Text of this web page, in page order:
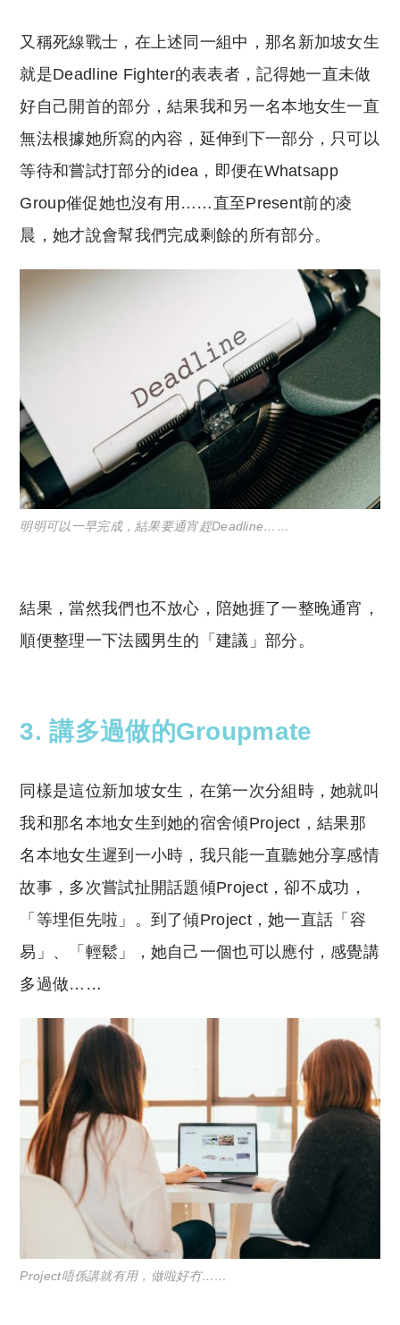
又稱死線戰士，在上述同一組中，那名新加坡女生
就是Deadline Fighter的表表者，記得她一直未做
好自己開首的部分，結果我和另一名本地女生一直
無法根據她所寫的內容，延伸到下一部分，只可以
等待和嘗試打部分的idea，即便在Whatsapp
Group催促她也沒有用……直至Present前的凌
晨，她才說會幫我們完成剩餘的所有部分。
明明可以一早完成，結果要通宵趕Deadline……
結果，當然我們也不放心，陪她捱了一整晚通宵，
順便整理一下法國男生的「建議」部分。
3. 講多過做的Groupmate
同樣是這位新加坡女生，在第一次分組時，她就叫
我和那名本地女生到她的宿舍傾Project，結果那
名本地女生遲到一小時，我只能一直聽她分享感情
故事，多次嘗試扯開話題傾Project，卻不成功，
「等埋佢先啦」。到了傾Project，她一直話「容
易」、「輕鬆」，她自己一個也可以應付，感覺講
多過做……
Project唔係講就有用，做啦好冇……